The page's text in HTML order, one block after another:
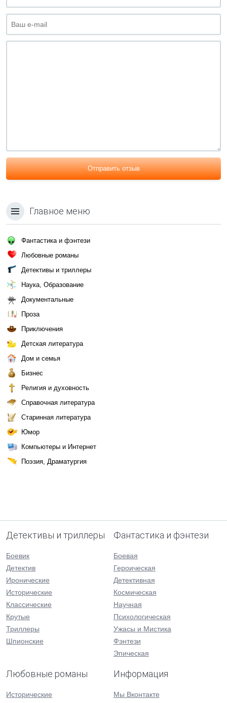
Отправить отзыв
Главное меню
Фантастика и фэнтези
Любовные романы
Детективы и триллеры
Наука, Образование
Документальные
Проза
Приключения
Детская литература
Дом и семья
Бизнес
Религия и духовность
Справочная литература
Старинная литература
Юмор
Компьютеры и Интернет
Поэзия, Драматургия
Детективы и триллеры
Боевик
Детектив
Иронические
Исторические
Классические
Крутые
Триллеры
Шпионские
Фантастика и фэнтези
Боевая
Героическая
Детективная
Космическая
Научная
Психологическая
Ужасы и Мистика
Фэнтези
Эпическая
Любовные романы
Исторические
Информация
Мы Вконтакте